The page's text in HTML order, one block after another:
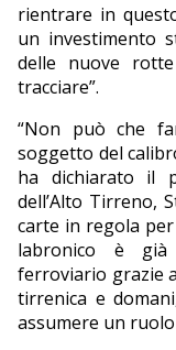
rientrare in
un investimento
delle nuove
tracciare”.
“Non può che
soggetto del
ha dichiarato il
dell’Alto Tirreno,
carte in regola
labronico è già
ferroviario grazie
tirrenica e
assumere un